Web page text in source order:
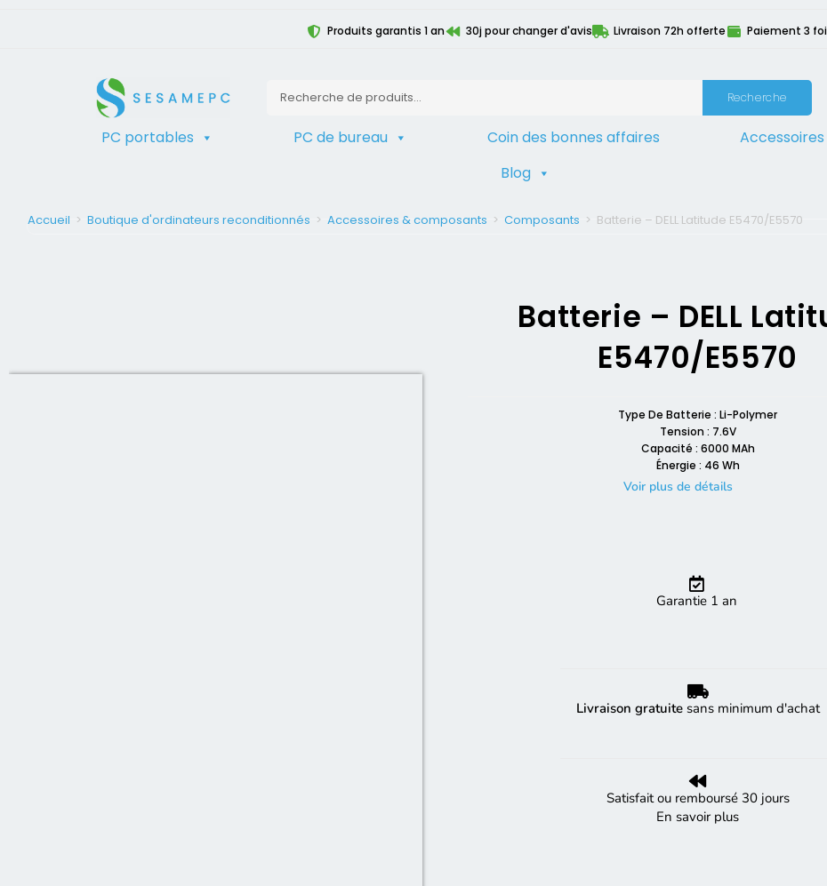
Produits garantis 1 an 30j pour changer d'avis Livraison 72h offerte Paiement 3
Recherche
PC portables PC de bureau Coin des bonnes affaires
Blog
Accueil > Boutique d'ordinateurs reconditionnés > Accessoires & composants > Composants > Batterie – DELL Latitude E5470/E5570
Batterie – DELL
E5470/E5570
Type De Batterie : Li-Polymer
Tension : 7.6V
Capacité : 6000 MAh
Énergie : 46 Wh
Voir plus de détails
Garantie 1 an
Livraison gratuitesans minimum d'achat
Satisfait ou remboursé 30 jours
En savoir plus